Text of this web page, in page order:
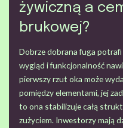
żywiczną a
brukowej?
Dobrze dobrana fuga potrafi
wygląd i funkcjonalność
pierwszy rzut oka może
pomiędzy elementami, jej
to ona stabilizuje całą
zużyciem. Inwestorzy mają